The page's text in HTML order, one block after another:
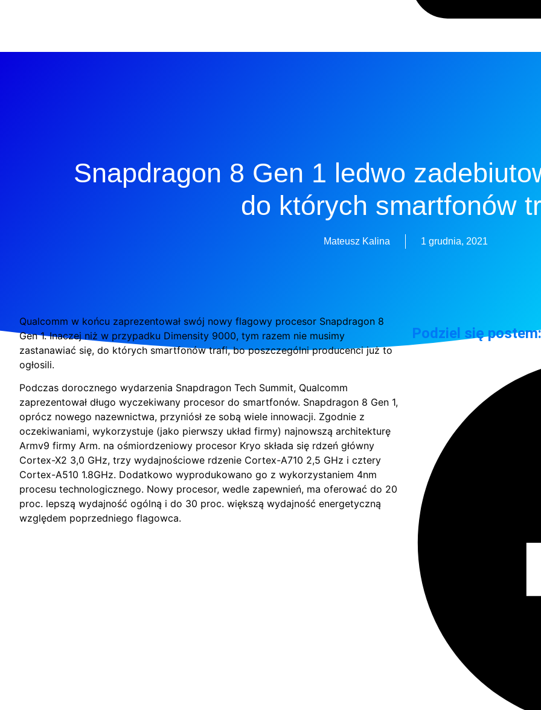
Snapdragon 8 Gen 1 ledwo
do których smartfonów
Mateusz Kalina 1 grudnia, 2021
Qualcomm w końcu zaprezentował swój nowy flagowy procesor Snapdragon 8
Gen 1. Inaczej niż w przypadku Dimensity 9000, tym razem nie musimy
zastanawiać się, do których smartfonów trafi, bo poszczególni producenci już to
ogłosili.
Podczas dorocznego wydarzenia Snapdragon Tech Summit, Qualcomm
zaprezentował długo wyczekiwany procesor do smartfonów. Snapdragon 8 Gen 1,
oprócz nowego nazewnictwa, przyniósł ze sobą wiele innowacji. Zgodnie z
oczekiwaniami, wykorzystuje (jako pierwszy układ firmy) najnowszą architekturę
Armv9 firmy Arm. na ośmiordzeniowy procesor Kryo składa się rdzeń główny
Cortex-X2 3,0 GHz, trzy wydajnościowe rdzenie Cortex-A710 2,5 GHz i cztery
Cortex-A510 1.8GHz. Dodatkowo wyprodukowano go z wykorzystaniem 4nm
procesu technologicznego. Nowy procesor, wedle zapewnień, ma oferować do 20
proc. lepszą wydajność ogólną i do 30 proc. większą wydajność energetyczną
względem poprzedniego flagowca.
Podziel się postem: